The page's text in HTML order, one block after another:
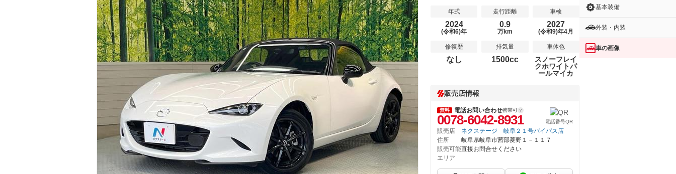
年式
2024
(令和6)年
走行距離
0.9
万km
車検
2027
(令和9)年4月
修復歴
なし
排気量
1500cc
車体色
スノーフレイ
クホワイトパ
ールマイカ
販売店情報
無料 電話お問い合わせ携帯可
0078-6042-8931 電話番号QR
販売店
ネクステージ 岐阜２１号バイパス店
住所
岐阜県岐阜市茜部菱野１－１１７
販売可能
エリア
直接お問合せください
基本装備
外装・内装
車の画像